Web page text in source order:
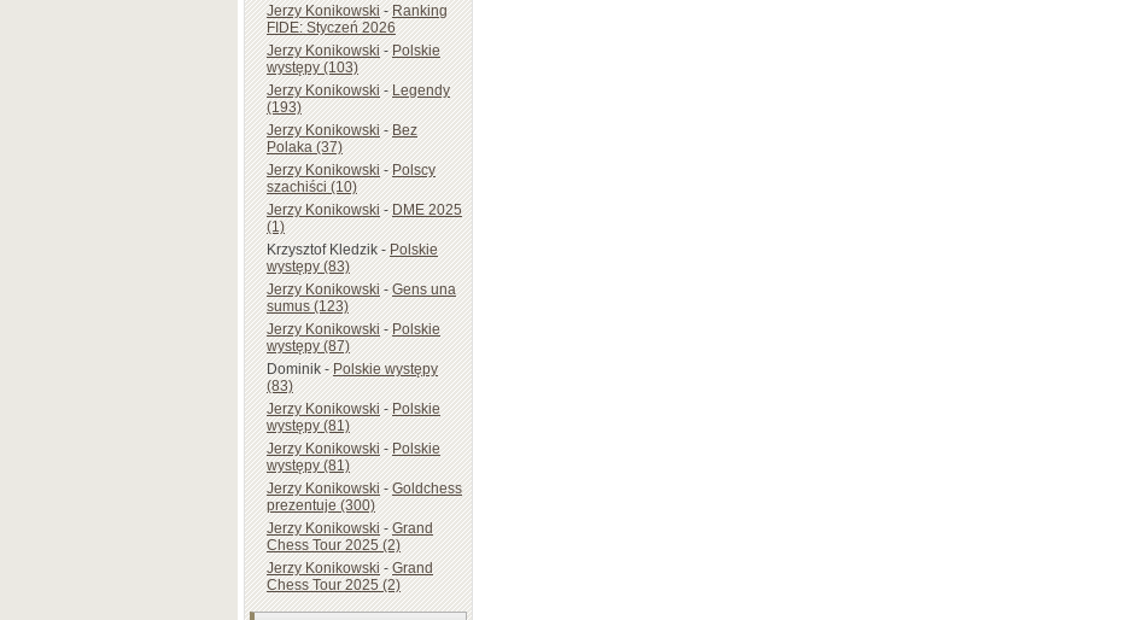
Jerzy Konikowski-Ranking
FIDE: Styczeń 2026
Jerzy Konikowski-Polskie
występy (103)
Jerzy Konikowski-Legendy
(193)
Jerzy Konikowski-Bez
Polaka (37)
Jerzy Konikowski-Polscy
szachiści (10)
Jerzy Konikowski-DME 2025
(1)
Krzysztof Kledzik-Polskie
występy (83)
Jerzy Konikowski-Gens una
sumus (123)
Jerzy Konikowski-Polskie
występy (87)
Dominik-Polskie występy
(83)
Jerzy Konikowski-Polskie
występy (81)
Jerzy Konikowski-Polskie
występy (81)
Jerzy Konikowski-Goldchess
prezentuje (300)
Jerzy Konikowski-Grand
Chess Tour 2025 (2)
Jerzy Konikowski-Grand
Chess Tour 2025 (2)